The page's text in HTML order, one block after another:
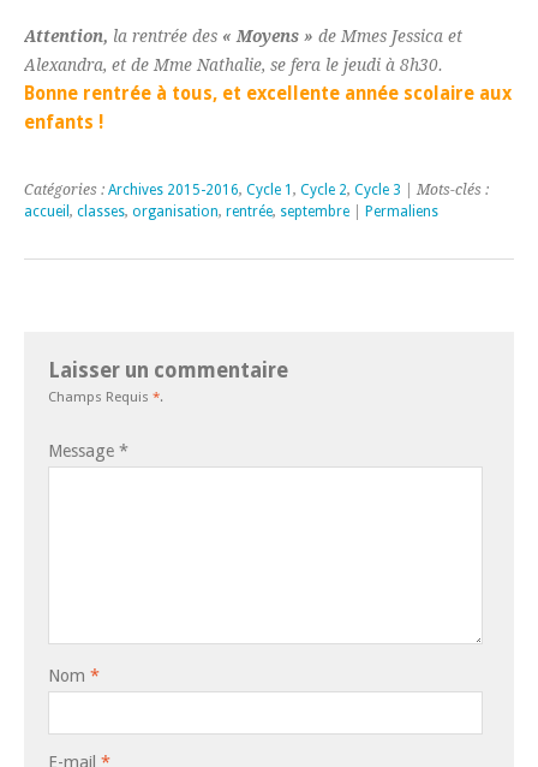
Attention, la rentrée des « Moyens » de Mmes Jessica et
Alexandra, et de Mme Nathalie, se fera le jeudi à 8h30.
Bonne rentrée à tous, et excellente année scolaire aux
enfants !
Catégories : Archives 2015-2016, Cycle 1 , Cycle 2, Cycle 3 | Mots-clés :
accueil , classes, organisation, rentrée, septembre Permaliens
Laisser un commentaire
Champs Requis *.
Message *
Nom *
E-mail *